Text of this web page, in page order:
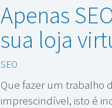
Apenas
sua loja
SEO
Que fazer um trabalho
imprescindível, isto é